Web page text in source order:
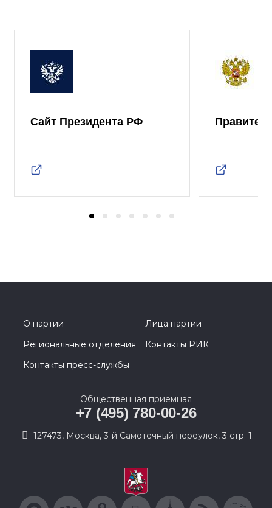
Сайт Президента РФ
О партии
Лица партии
Региональные отделения
Контакты РИК
Контакты пресс-службы
Общественная приемная
+7 (495) 780-00-26
127473, Москва, 3-й Самотечный переулок, 3 стр. 1.